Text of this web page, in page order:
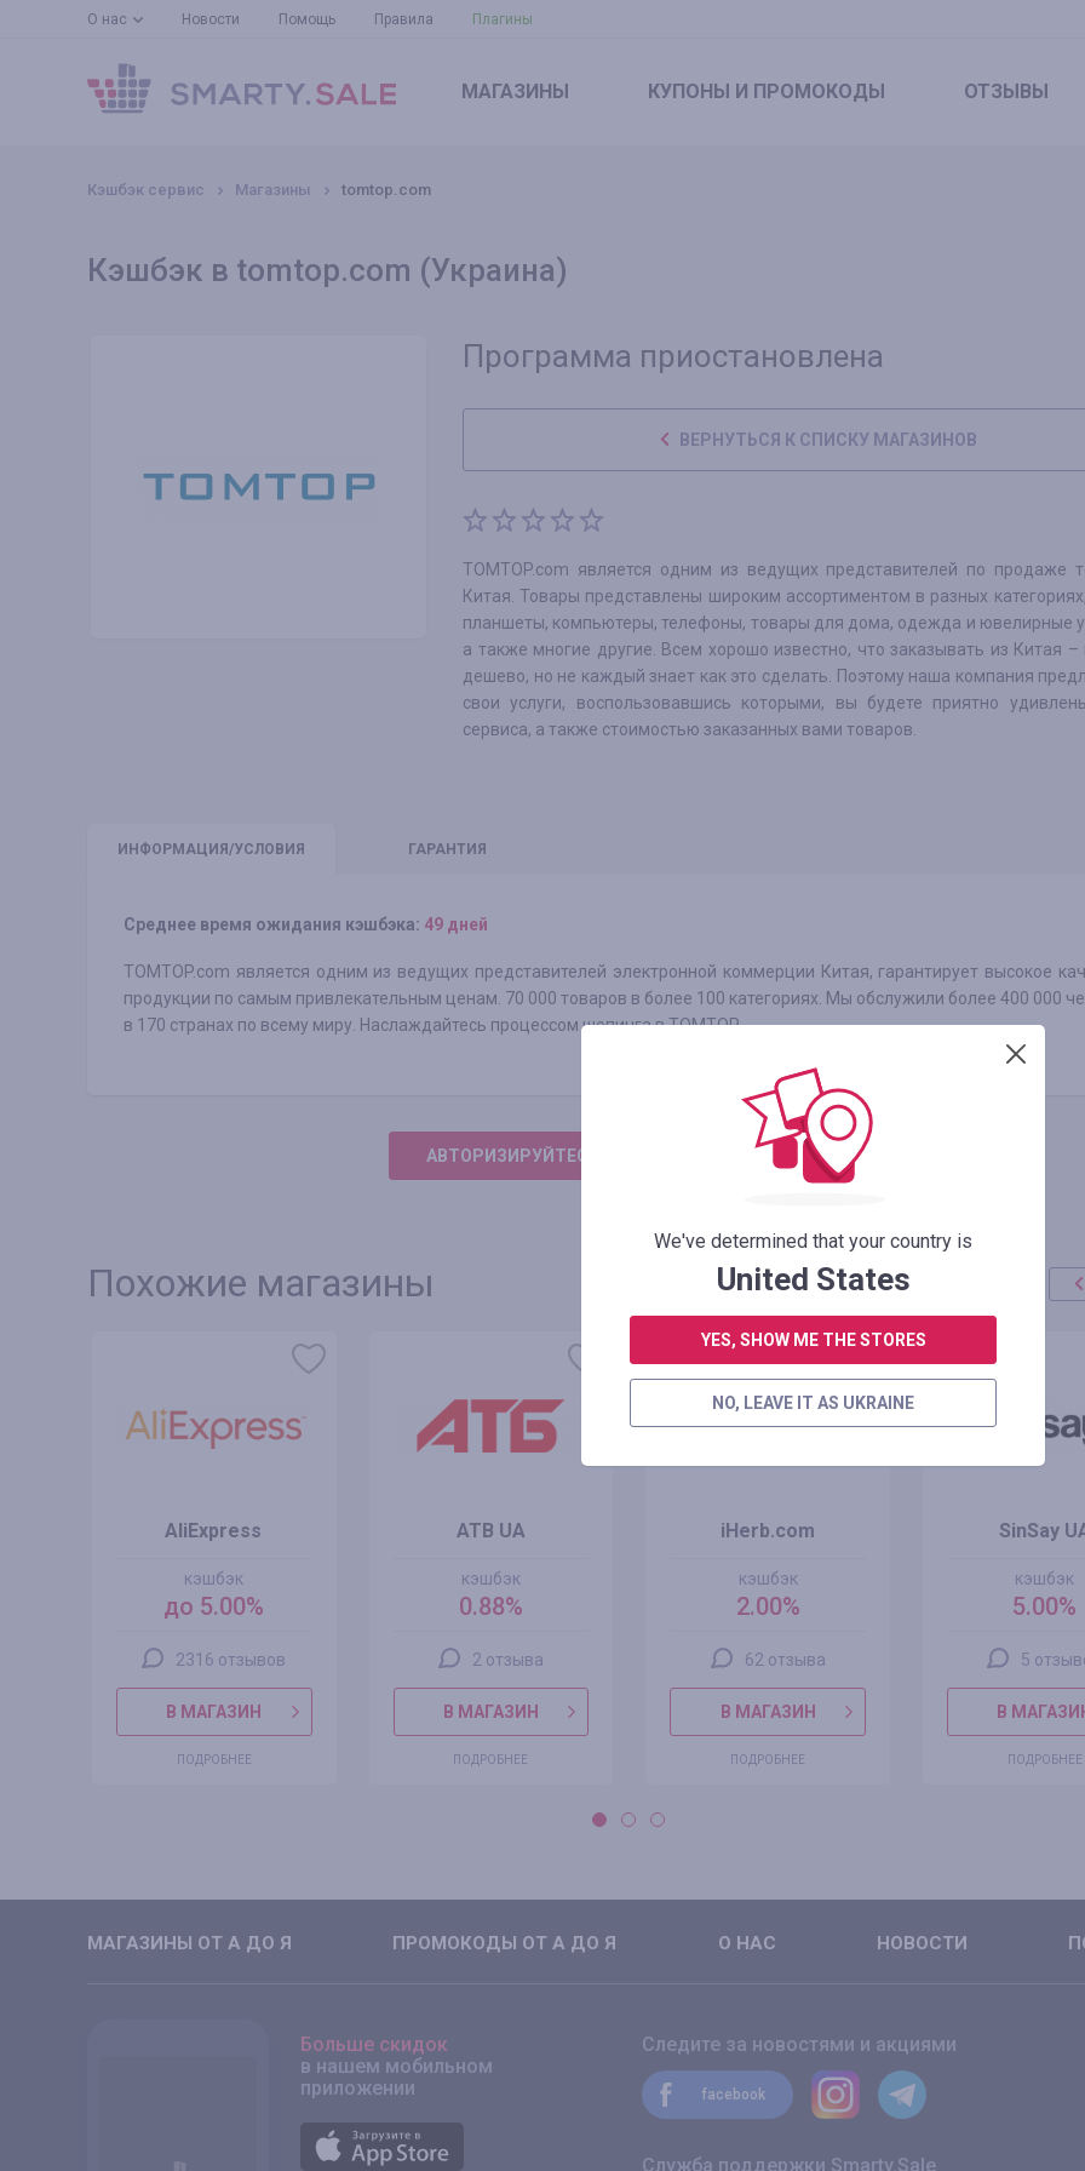
О нас Новости Помощь Правила Плагины
МАГАЗИНЫ КУПОНЫ И ПРОМОКОДЫ ОТЗЫВЫ
Кэшбэк сервис Магазины tomtop.com
Кэшбэк в tomtop.com (Украина)
Программа приостановлена
ВЕРНУТЬСЯ К СПИСКУ МАГАЗИНОВ
TOMTOP.com является одним из ведущих представителей по продаже
Китая. Товары представлены широким ассортиментом в разных
планшеты, компьютеры, телефоны, товары для дома, одежда и ювелирные
а также многие другие. Всем хорошо известно, что заказывать из Китая –
дешево, но не каждый знает как это сделать. Поэтому наша компания
свои услуги, воспользовавшись которыми, вы будете приятно
сервиса, а также стоимостью заказанных вами товаров.
ИНФО РМАЦИЯ/УСЛОВИЯ ГАРАНТИЯ
Среднее время ожидания кэшбэка: 49 дней
TOMTOP.com является одним из ведущих представителей электронной коммерции Китая, гарантирует высокое
продукции по самым привлекательным ценам. 70 000 товаров в более 100 категориях. Мы обслужили более 400 000
в 170 странах по всему миру. Наслаждайтесь процессом шопинга в TOMTOP.
АВТОРИЗИРУЙТЕСЬ, ЧТОБЫ ОСТАВИТЬ ОТЗЫВ
Похожие магазины
AliExpress
кэшбэк
до 5.00%
2316 отзывов
В МАГАЗИН
ПОДРОБНЕЕ
ATB UA
кэшбэк
0.88%
2 отзыва
В МАГАЗИН
ПОДРОБНЕЕ
iHerb.com
кэшбэк
2.00%
62 отзыва
В МАГАЗИН
ПОДРОБНЕЕ
SinSay
кэшбэк
5.00%
5
В
ПОДРОБНЕЕ
МАГАЗИНЫ ОТ А ДО Я ПРОМОКОДЫ ОТ А ДО Я О НАС НОВОСТИ
Больше скидок
в нашем мобильном
приложении
Следите за новостями и акциями
facebook
Служба поддержки Smarty.Sale
We've determined that your country is
United States
YES, SHOW ME THE STORES
NO, LEAVE IT AS UKRAINE